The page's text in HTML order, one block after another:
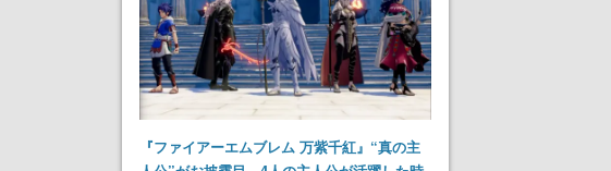
『ファイアーエムブレム 万紫千紅』“真の主